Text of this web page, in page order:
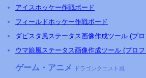
アイスホッケー作戦ボード
フィールドホッケー作戦ボード
ダビスタ風ステータス画像作成ツール (プ
ウマ娘風ステータス画像作成ツール (プロ
ゲーム・アニメ ドラゴンクエスト風